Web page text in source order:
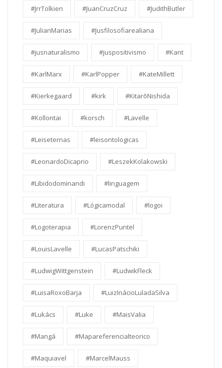
#JrrTolkien #JuanCruzCruz #JudithButler
#JulianMarias #Jusfilosofiarealiana
#jusnaturalismo #juspositivismo #Kant
#KarlMarx #KarlPopper #KateMillett
#Kierkegaard #kirk #KitarōNishida
#Kollontai #korsch #Lavelle
#Leiseternas #leisontologicas
#LeonardoDicaprio #LeszekKolakowski
#Libidodominandi #linguagem
#Literatura #Lógicamodal #logoi
#Logoterapia #LorenzPuntel
#LouisLavelle #LucasPatschiki
#LudwigWittgenstein #LudwikFleck
#LuisaRoxoBarja #LuizInácioLuladaSilva
#Lukács #Luke #MaisValia
#Mangá #Mapareferencialteorico
#Maquiavel #MarcelMauss